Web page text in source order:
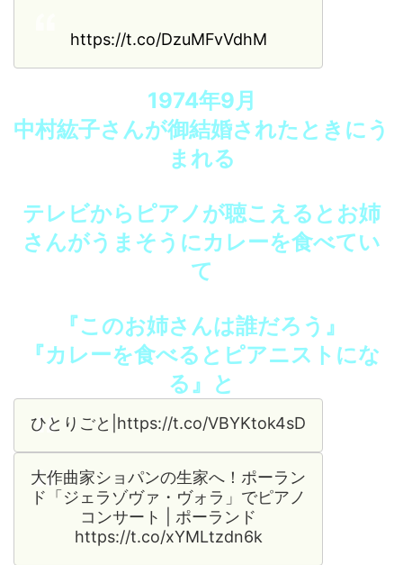
https://t.co/DzuMFvVdhM
1974年9月
中村紘子さんが御結婚されたときにう
まれる
テレビからピアノが聴こえるとお姉
さんがうまそうにカレーを食べてい
て
『このお姉さんは誰だろう』
『カレーを食べるとピアニストにな
る』と
ひとりごと|https://t.co/VBYKtok4sD
大作曲家ショパンの生家へ！ポーラン
ド「ジェラゾヴァ・ヴォラ」でピアノ
コンサート | ポーランド
https://t.co/xYMLtzdn6k